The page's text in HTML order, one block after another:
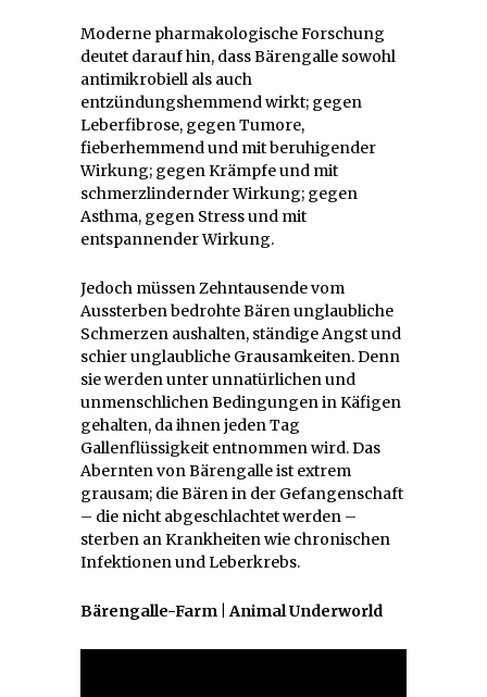
Moderne pharmakologische Forschung
deutet darauf hin, dass Bärengalle sowohl
antimikrobiell als auch
entzündungshemmend wirkt; gegen
Leberfibrose, gegen Tumore,
fieberhemmend und mit beruhigender
Wirkung; gegen Krämpfe und mit
schmerzlindernder Wirkung; gegen
Asthma, gegen Stress und mit
entspannender Wirkung.
Jedoch müssen Zehntausende vom
Aussterben bedrohte Bären unglaubliche
Schmerzen aushalten, ständige Angst und
schier unglaubliche Grausamkeiten. Denn
sie werden unter unnatürlichen und
unmenschlichen Bedingungen in Käfigen
gehalten, da ihnen jeden Tag
Gallenflüssigkeit entnommen wird. Das
Abernten von Bärengalle ist extrem
grausam; die Bären in der Gefangenschaft
– die nicht abgeschlachtet werden –
sterben an Krankheiten wie chronischen
Infektionen und Leberkrebs.
Bärengalle-Farm | Animal Underworld